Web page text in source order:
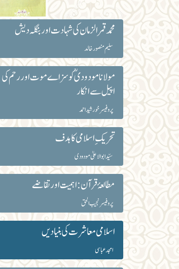
محمد قمر الزمان کی شہادت اور بنگلہ دیش
سلیم منصور خالد
مولانا مودودیؒ کو سزاے موت اور رحم کی
اپیل سے انکار
پروفیسر خورشید احمد
تحریک ِ اسلامی کا ہدف
سیّد ابوالاعلیٰ مودودی
مطالعۂ قرآن : اہمیت اور تقاضے
پروفیسر نجیب الحق
اسلامی معاشرت کی بنیادیں
امجد عباسی